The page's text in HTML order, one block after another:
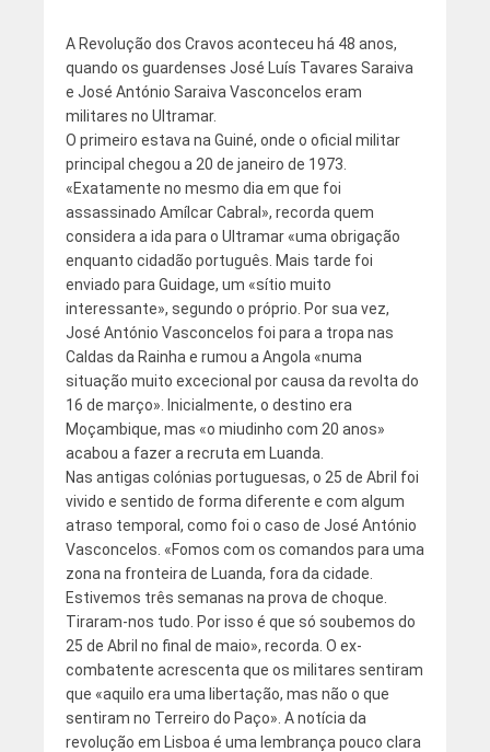
A Revolução dos Cravos aconteceu há 48 anos,
quando os guardenses José Luís Tavares Saraiva
e José António Saraiva Vasconcelos eram
militares no Ultramar.
O primeiro estava na Guiné, onde o oficial militar
principal chegou a 20 de janeiro de 1973.
«Exatamente no mesmo dia em que foi
assassinado Amílcar Cabral», recorda quem
considera a ida para o Ultramar «uma obrigação
enquanto cidadão português. Mais tarde foi
enviado para Guidage, um «sítio muito
interessante», segundo o próprio. Por sua vez,
José António Vasconcelos foi para a tropa nas
Caldas da Rainha e rumou a Angola «numa
situação muito excecional por causa da revolta do
16 de março». Inicialmente, o destino era
Moçambique, mas «o miudinho com 20 anos»
acabou a fazer a recruta em Luanda.
Nas antigas colónias portuguesas, o 25 de Abril foi
vivido e sentido de forma diferente e com algum
atraso temporal, como foi o caso de José António
Vasconcelos. «Fomos com os comandos para uma
zona na fronteira de Luanda, fora da cidade.
Estivemos três semanas na prova de choque.
Tiraram-nos tudo. Por isso é que só soubemos do
25 de Abril no final de maio», recorda. O ex-
combatente acrescenta que os militares sentiram
que «aquilo era uma libertação, mas não o que
sentiram no Terreiro do Paço». A notícia da
revolução em Lisboa é uma lembrança pouco clara